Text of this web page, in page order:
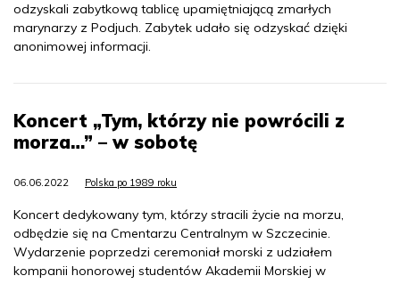
odzyskali zabytkową tablicę upamiętniającą zmarłych
marynarzy z Podjuch. Zabytek udało się odzyskać dzięki
anonimowej informacji.
Koncert „Tym, którzy nie powrócili z
morza…” – w sobotę
06.06.2022 Polska po 1989 roku
Koncert dedykowany tym, którzy stracili życie na morzu,
odbędzie się na Cmentarzu Centralnym w Szczecinie.
Wydarzenie poprzedzi ceremoniał morski z udziałem
kompanii honorowej studentów Akademii Morskiej w